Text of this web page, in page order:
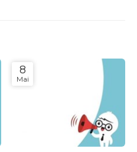
8
Mai